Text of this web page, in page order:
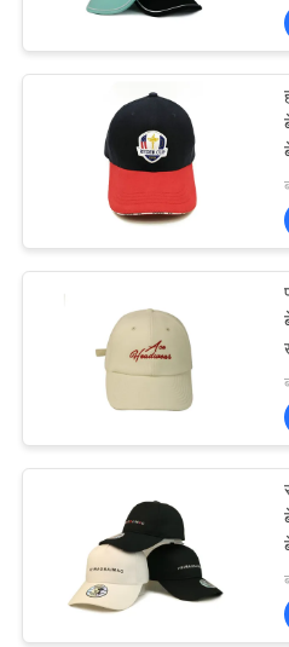
साइटमैप
PRIVACY
POLICY